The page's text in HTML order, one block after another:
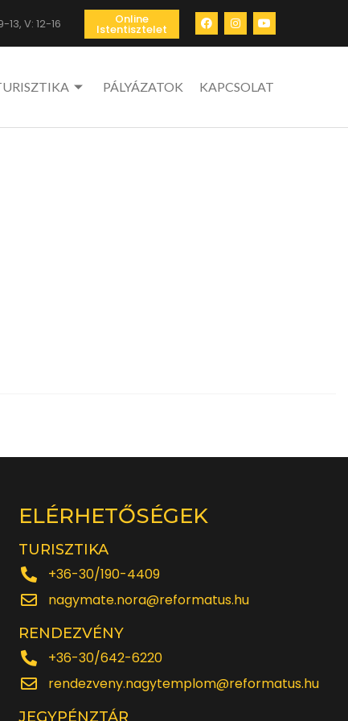
13, V: 12-16 Online
Istentisztelet
PÁLYÁZATOK KAPCSOLAT
ELÉRHETŐSÉGEK
TURISZTIKA
+36-30/190-4409
nagymate.nora@reformatus.hu
RENDEZVÉNY
+36-30/642-6220
rendezveny.nagytemplom@reformatus.hu
JEGYPÉNZTÁR